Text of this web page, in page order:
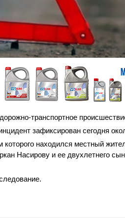
транспортное
зафиксирован сегодня
которого находился местный
Насирову и ее двухлетнего